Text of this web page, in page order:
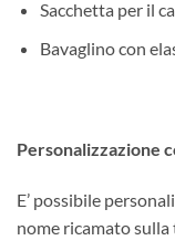
Sacchetta per il
Bavaglino con
Personalizzazione
E’ possibile
nome ricamato sulla